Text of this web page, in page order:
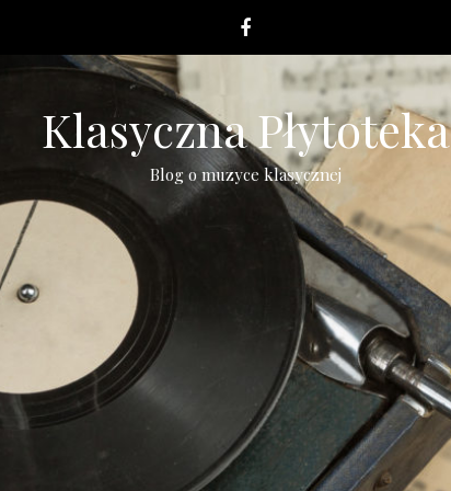
Klasyczna Płytoteka
Blog o muzyce klasycznej